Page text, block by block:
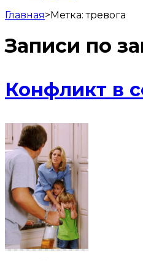
Главная>Метка:тревога
Записи по
Конфликт в